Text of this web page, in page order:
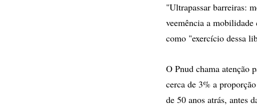
"Ultrapassar barreiras:
veemência a
como "exercício dessa
O Pnud chama atenção
cerca de 3% a
de 50 anos atrás, antes